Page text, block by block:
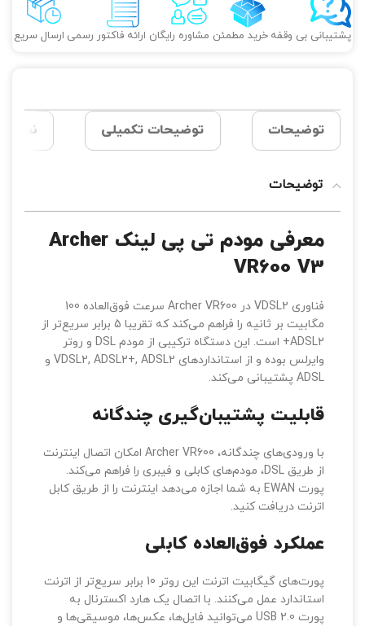
پشتیبانی بی وقفه خرید مطمئن مشاوره رایگان ارائه فاکتور رسمی ارسال سریع
توضیحات توضیحات تکمیلی نظرات
توضیحات
معرفی مودم تی پی لینک Archer
VR600 V3
فناوری VDSL2 در Archer VR600 سرعت فوق‌العاده 100
مگابیت بر ثانیه را فراهم می‌کند که تقریبا 5 برابر سریع‌تر از
ADSL2+ است. این دستگاه ترکیبی از مودم DSL و روتر
وایرلس بوده و از استانداردهای VDSL2, ADSL2+, ADSL2 و
ADSL پشتیبانی می‌کند.
قابلیت پشتیبان‌گیری چندگانه
با ورودی‌های چندگانه، Archer VR600 امکان اتصال اینترنت
از طریق DSL، مودم‌های کابلی و فیبری را فراهم می‌کند.
پورت EWAN به شما اجازه می‌دهد اینترنت را از طریق کابل
اترنت دریافت کنید.
عملکرد فوق‌العاده کابلی
پورت‌های گیگابیت اترنت این روتر 10 برابر سریع‌تر از اترنت
استاندارد عمل می‌کنند. با اتصال یک هارد اکسترنال به
پورت USB 2.0 می‌توانید فایل‌ها، عکس‌ها، موسیقی‌ها و